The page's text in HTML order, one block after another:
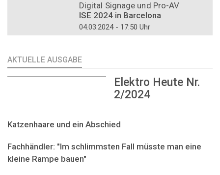
Digital Signage und Pro-AV
ISE 2024 in Barcelona
04.03.2024 - 17:50 Uhr
AKTUELLE AUSGABE
Elektro Heute Nr.
2/2024
Katzenhaare und ein Abschied
Fachhändler: "Im schlimmsten Fall müsste man eine
kleine Rampe bauen"